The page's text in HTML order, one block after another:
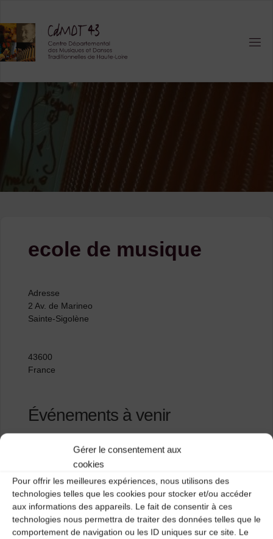
Gérer le consentement aux
cookies
Pour offrir les meilleures expériences, nous utilisons des
technologies telles que les cookies pour stocker et/ou accéder
aux informations des appareils. Le fait de consentir à ces
technologies nous permettra de traiter des données telles que le
comportement de navigation ou les ID uniques sur ce site. Le
content
ecole de musique
Adresse
2 Av. de Marineo
Sainte-Sigolène
43600
France
Événements à venir
<li>Aucun événement à cet emplacement</li>
Salle communale